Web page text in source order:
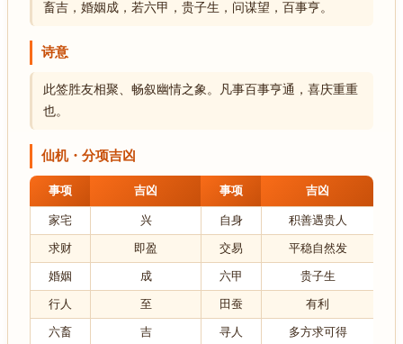
畜吉，婚姻成，若六甲，贵子生，问谋望，百事亨。
诗意
此签胜友相聚、畅叙幽情之象。凡事百事亨通，喜庆重重
也。
仙机・分项吉凶
事项 吉凶 事项 吉凶
家宅 兴 自身 积善遇贵人
求财 即盈 交易 平稳自然发
婚姻 成 六甲 贵子生
行人 至 田蚕 有利
六畜 吉 寻人 多方求可得